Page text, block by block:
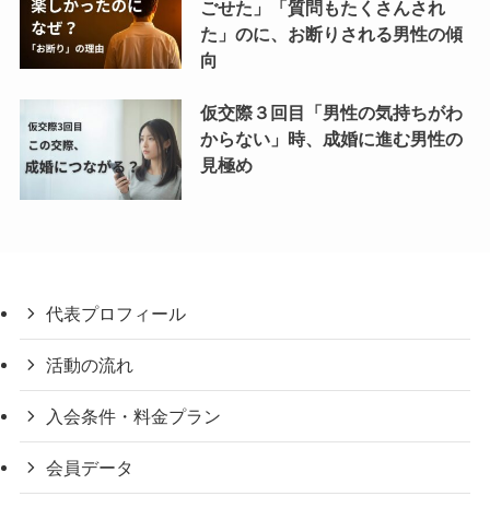
ごせた」「質問もたくさんされ
た」のに、お断りされる男性の傾
向
仮交際３回目「男性の気持ちがわ
からない」時、成婚に進む男性の
見極め
代表プロフィール
活動の流れ
入会条件・料金プラン
会員データ